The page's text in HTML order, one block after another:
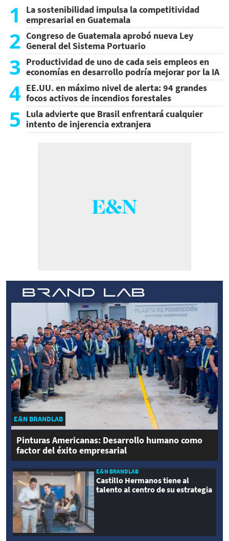
1
La sostenibilidad impulsa la competitividad
empresarial en Guatemala
2 Congreso de Guatemala aprobó nueva Ley
General del Sistema Portuario
3 Productividad de uno de cada seis empleos en
economías en desarrollo podría mejorar por la IA
4 EE.UU. en máximo nivel de alerta: 94 grandes
focos activos de incendios forestales
5 Lula advierte que Brasil enfrentará cualquier
intento de injerencia extranjera
E&N BRANDLAB
Pinturas Americanas: Desarrollo humano como
factor del éxito empresarial
E&N BRANDLAB
Castillo Hermanos tiene al
talento al centro de su estrategia